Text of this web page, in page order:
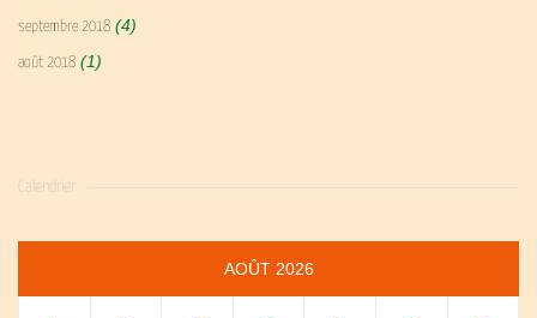
septembre 2018 (4)
août 2018 (1)
Calendrier
AOÛT 2026